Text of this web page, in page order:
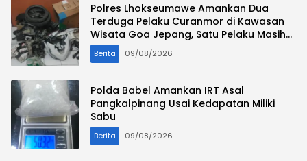
Polres Lhokseumawe Amankan Dua
Terduga Pelaku Curanmor di Kawasan
Wisata Goa Jepang, Satu Pelaku Masih
Diburu
Berita 09/08/2026
Polda Babel Amankan IRT Asal
Pangkalpinang Usai Kedapatan Miliki
Sabu
Berita 09/08/2026